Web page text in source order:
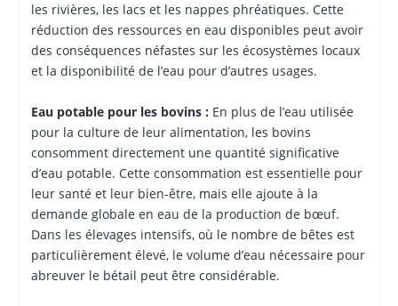
les rivières, les lacs et les nappes phréatiques. Cette
réduction des ressources en eau disponibles peut avoir
des conséquences néfastes sur les écosystèmes locaux
et la disponibilité de l’eau pour d’autres usages.
Eau potable pour les bovins :En plus de l’eau utilisée
pour la culture de leur alimentation, les bovins
consomment directement une quantité significative
d’eau potable. Cette consommation est essentielle pour
leur santé et leur bien-être, mais elle ajoute à la
demande globale en eau de la production de bœuf.
Dans les élevages intensifs, où le nombre de bêtes est
particulièrement élevé, le volume d’eau nécessaire pour
abreuver le bétail peut être considérable.